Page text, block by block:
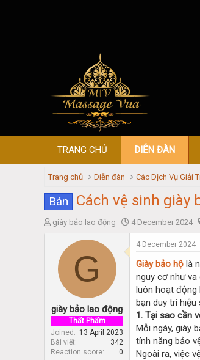
TRANG CHỦ DIỄN ĐÀN
Trang chủ Diễn đàn Các Dịch Vụ Giải
Bán Cách vệ sinh giày
T
a
t
e
r
giày bảo lao động
S
t
4 December 2024
G
giày bảo lao động
Thất Phẩm
Joined
13 April 2023
Bài viết
342
Reaction score
0
4 December 2024
Giày bảo hộ là
nguy cơ như
luôn hoạt động
bạn duy trì
1. Tại sao cần
Mỗi ngày, giày
tính năng bảo
Ngoài ra, việc